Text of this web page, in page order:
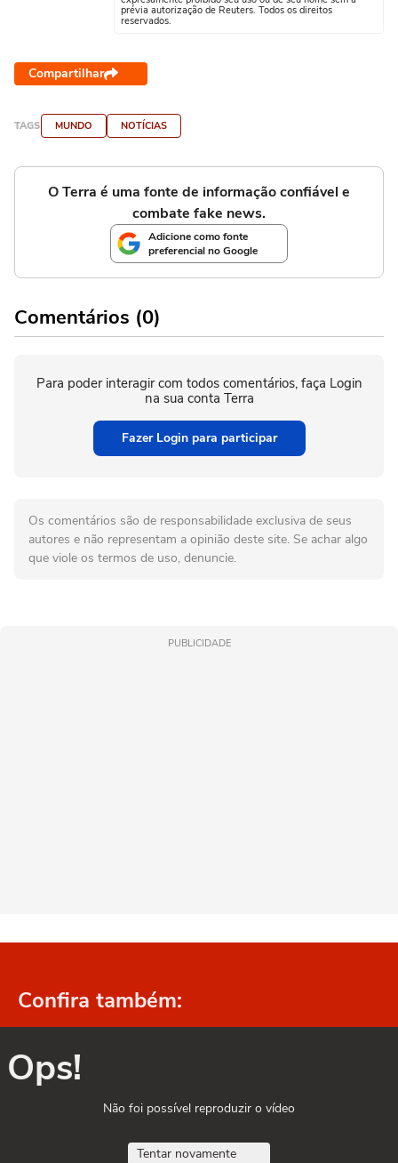
prévia autorização de Reuters. Todos os direitos
reservados.
Compartilhar
TAGS MUNDO NOTÍCIAS
O Terra é uma fonte de informação confiável e
combate fake news.
Adicione como fonte
preferencial no Google
Comentários (0)
Para poder interagir com todos comentários, faça Login
na sua conta Terra
Fazer Login para participar
Os comentários são de responsabilidade exclusiva de seus
autores e não representam a opinião deste site. Se achar algo
que viole os termos de uso, denuncie.
PUBLICIDADE
Confira também:
Ops!
Não foi possível reproduzir o vídeo
Tentar novamente